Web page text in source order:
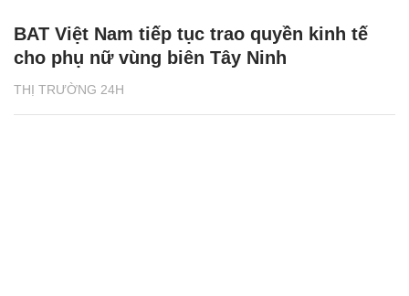
THỊ TRƯỜNG 24H
BAT Việt Nam tiếp tục trao quyền kinh tế
cho phụ nữ vùng biên Tây Ninh